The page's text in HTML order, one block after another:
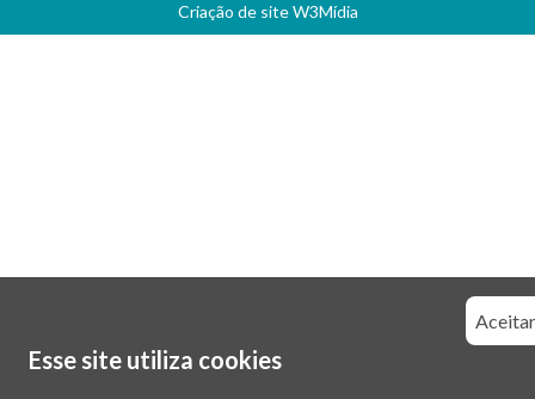
Criação de siteW3Mídia
Esse site utiliza cookies